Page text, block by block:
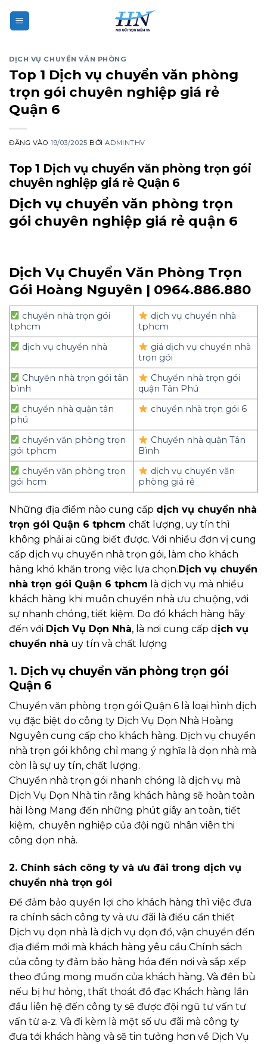
qua
DỊCH VỤ CHUYỂN VĂN PHÒNG
Top 1 Dịch vụ chuyển văn phòng
trọn gói chuyên nghiệp giá rẻ
Quận 6
ĐĂNG VÀO19/03/2025 BỞIADMINTHV
Top 1 Dịch vụ chuyển văn phòng trọn gói
chuyên nghiệp giá rẻ Quận 6
Dịch vụ chuyển văn phòng trọn
gói chuyên nghiệp giá rẻ quận 6
Dịch Vụ Chuyển Văn Phòng Trọn
Gói Hoàng Nguyên | 0964.886.880
chuyển nhà trọn gói
tphcm
dịch vụ chuyển nhà
tphcm
dịch vụ chuyển nhà
giá dịch vụ chuyển nhà
trọn gói
Chuyển nhà trọn gói tân
bình
Chuyển nhà trọn gói
quận Tân Phú
chuyển nhà quận tân
phú
chuyển nhà trọn gói 6
chuyển văn phòng trọn
gói tphcm
Chuyển nhà quận Tân
Bình
chuyển văn phòng trọn
gói hcm
dịch vụ chuyển văn
phòng giá rẻ
Những địa điểm nào cung cấp dịch vụ chuyển nhà
trọn gói Quận 6 tphcm chất lượng, uy tín thì
không phải ai cũng biết được. Với nhiều đơn vị cung
cấp dịch vụ chuyển nhà trọn gói, làm cho khách
hàng khó khăn trong việc lựa chọn. Dịch vụ chuyển
nhà trọn gói Quận 6 tphcm là dịch vụ mà nhiều
khách hàng khi muôn chuyển nhà ưu chuộng, với
sự nhanh chóng, tiết kiệm. Do đó khách hàng hãy
đến với Dịch Vụ Dọn Nhà, là nơi cung cấp d ịch vụ
chuyển nhà uy tín và chất lượng
1. Dịch vụ chuyển văn phòng trọn gói
Quận 6
Chuyển văn phòng trọn gói Quận 6 là loại hình dịch
vụ đặc biệt do công ty Dịch Vụ Dọn Nhà Hoàng
Nguyên cung cấp cho khách hàng. Dịch vụ chuyển
nhà trọn gói không chỉ mang ý nghĩa là dọn nhà mà
còn là sự uy tín, chất lượng.
Chuyển nhà trọn gói nhanh chóng là dịch vụ mà
Dịch Vụ Dọn Nhà tin rằng khách hàng sẽ hoàn toàn
hài lòng Mang đến những phút giây an toàn, tiết
kiệm, chuyên nghiệp của đội ngũ nhân viên thi
công dọn nhà.
2. Chính sách công ty và ưu đãi trong dịch vụ
chuyển nhà trọn gói
Để đảm bảo quyền lợi cho khách hàng thì việc đưa
ra chính sách công ty và ưu đãi là điều cần thiết
Dịch vụ dọn nhà là dịch vụ dọn đồ, vận chuyển đến
địa điểm mới mà khách hàng yêu cầu.Chính sách
của công ty đảm bảo hàng hóa đến nơi và sắp xếp
theo đúng mong muốn của khách hàng. Và đền bù
nếu bị hư hỏng, thất thoát đồ đạc Khách hàng lần
đầu liên hệ đến công ty sẽ được đội ngũ tư vấn tư
vấn từ a-z. Và đi kèm là một số ưu đãi mà công ty
đưa tới khách hàng và sẽ tin tưởng hơn về Dịch Vụ